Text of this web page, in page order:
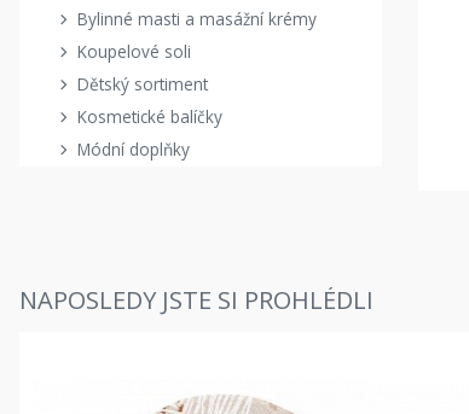
Bylinné masti a masážní krémy
Koupelové soli
Dětský sortiment
Kosmetické balíčky
Módní doplňky
NAPOSLEDY JSTE SI PROHLÉDLI